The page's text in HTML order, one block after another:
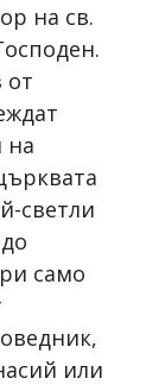
на св.
от
на
светли
само
или